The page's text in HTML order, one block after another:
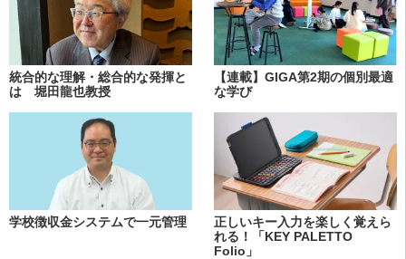
統合的な理解・総合的な発揮と
は 堀田龍也教授
【連載】GIGA第2期の個別最適
な学び
学校徴収金システムで一元管理
正しいキー入力を楽しく覚えら
れる！「KEY PALETTO
Folio」